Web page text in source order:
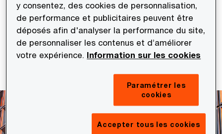
Video
5:13
y consentez, des cookies de personnalisation,
de performance et publicitaires peuvent être
déposés afin d'analyser la performance du site,
de personnaliser les contenus et d’améliorer
votre expérience. Information sur les cookies
Paramétrer les
cookies
Accepter tous les cookies